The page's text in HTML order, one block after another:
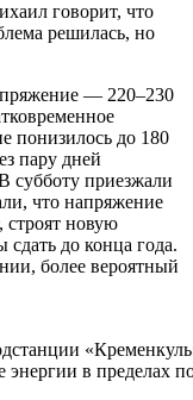
говорит, что
решилась, но
— 220–230
понизилось до 180
пару дней
субботу приезжали
что напряжение
строят новую
до конца года.
более вероятный
в пределах